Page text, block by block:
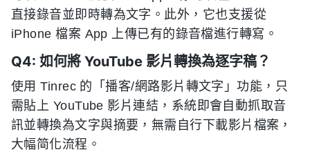
直接錄音並即時轉為文字。此外，它也支援從
iPhone 檔案 App 上傳已有的錄音檔進行轉寫。
Q4: 如何將 YouTube 影片轉換為逐字稿？
使用 Tinrec 的「播客/網路影片轉文字」功能，只
需貼上 YouTube 影片連結，系統即會自動抓取音
訊並轉換為文字與摘要，無需自行下載影片檔案，
大幅简化流程。